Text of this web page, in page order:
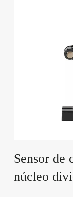
Sensor de
núcleo